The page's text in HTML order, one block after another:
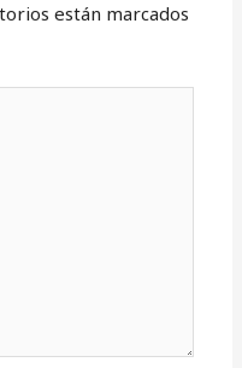
están marcados